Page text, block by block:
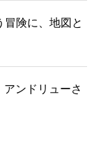
険に、地図と
ンドリューさ